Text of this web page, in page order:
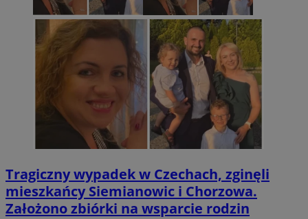
Tragiczny wypadek w Czechach, zginęli
mieszkańcy Siemianowic i Chorzowa.
Założono zbiórki na wsparcie rodzin